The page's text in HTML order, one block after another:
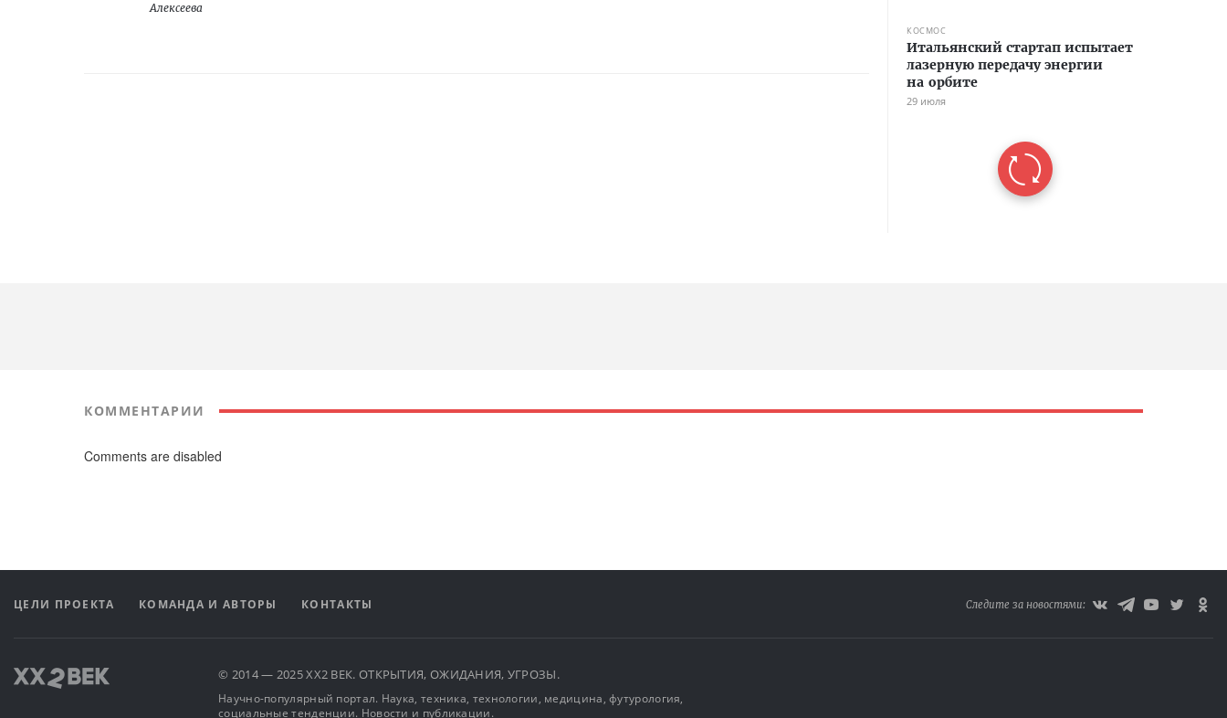
Алексеева
КОСМОС
Итальянский стартап испытает
лазерную передачу энергии
на орбите
29 июля
КОММЕНТАРИИ
Comments are disabled
ЦЕЛИ ПРОЕКТА КОМАНДА И АВТОРЫ КОНТАКТЫ Следите за новостями:
© 2014 — 2025 XX2 ВЕК. ОТКРЫТИЯ, ОЖИДАНИЯ, УГРОЗЫ.
Научно-популярный портал. Наука, техника, технологии, медицина, футурология,
социальные тенденции. Новости и публикации.